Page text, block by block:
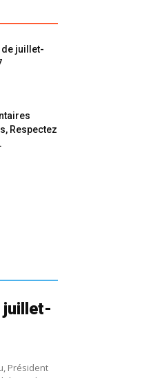
de juillet-
Respectez
juillet-
Président